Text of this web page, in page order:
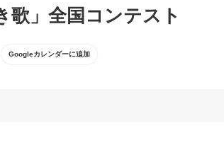
歌」全国コンテスト
Googleカレンダーに追加